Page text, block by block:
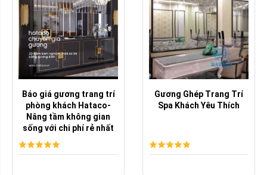
Báo giá gương trang trí
phòng khách Hataco-
Nâng tầm không gian
sống với chi phí rẻ nhất
Gương Ghép Trang Trí
Spa Khách Yêu Thích